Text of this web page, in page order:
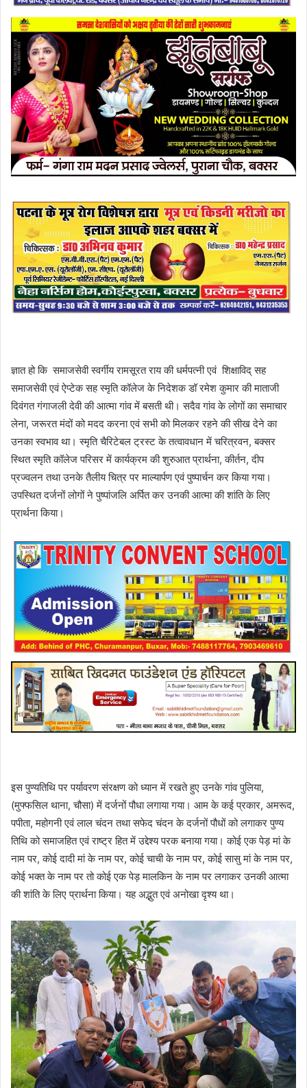
ज्ञात हो कि समाजसेवी स्वर्गीय रामसूरत राय की धर्मपत्नी एवं शिक्षाविद् सह
समाजसेवी एवं ऐप्टेक सह स्मृति कॉलेज के निदेशक डॉ रमेश कुमार की माताजी
दिवंगत गंगाजली देवी की आत्मा गांव में बसती थी। सदैव गांव के लोगों का समाचार
लेना, जरूरत मंदों को मदद करना एवं सभी को मिलकर रहने की सीख देने का
उनका स्वभाव था। स्मृति चैरिटेबल ट्रस्ट के तत्वावधान में चरित्रवन, बक्सर
स्थित स्मृति कॉलेज परिसर में कार्यक्रम की शुरुआत प्रार्थना, कीर्तन, दीप
प्रज्वलन तथा उनके तैलीय चित्र पर माल्यार्पण एवं पुष्पार्चन कर किया गया।
उपस्थित दर्जनों लोगों ने पुष्पांजलि अर्पित कर उनकी आत्मा की शांति के लिए
प्रार्थना किया।
इस पुण्यतिथि पर पर्यावरण संरक्षण को ध्यान में रखते हुए उनके गांव पुलिया,
(मुफ्फसिल थाना, चौसा) में दर्जनों पौधा लगाया गया। आम के कई प्रकार, अमरूद,
पपीता, महोगनी एवं लाल चंदन तथा सफेद चंदन के दर्जनों पौधों को लगाकर पुण्य
तिथि को समाजहित एवं राष्ट्र हित में उद्देश्य परक बनाया गया। कोई एक पेड़ मां के
नाम पर, कोई दादी मां के नाम पर, कोई चाची के नाम पर, कोई सासु मां के नाम पर,
कोई भक्त के नाम पर तो कोई एक पेड़ मालकिन के नाम पर लगाकर उनकी आत्मा
की शांति के लिए प्रार्थना किया। यह अद्भुत एवं अनोखा दृश्य था।